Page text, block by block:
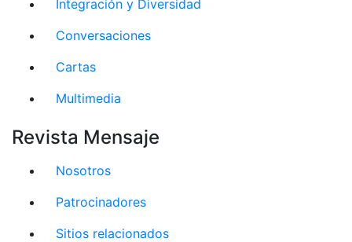
Integración y Diversidad
Conversaciones
Cartas
Multimedia
Revista Mensaje
Nosotros
Patrocinadores
Sitios relacionados